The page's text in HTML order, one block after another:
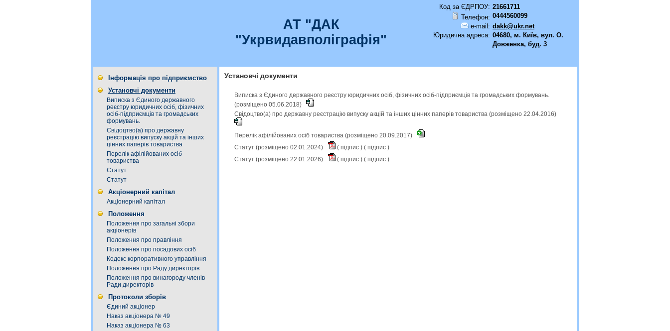
АТ "ДАК
"Укрвидавполіграфія"
Код за ЄДРПОУ: 21661711
Телефон: 0444560099
e-mail: dakk@ukr.net
Юридична адреса: 04680, м. Київ, вул. О.
Довженка, буд. 3
Інформація про підприємство
Установчі документи
Виписка з Єдиного державного
реєстру юридичних осіб, фізичних
осіб-підприємців та громадських
формувань.
Свідоцтво(а) про державну
реєстрацію випуску акцій та інших
цінних паперів товариства
Перелік афілійованих осіб
товариства
Статут
Статут
Акціонерний капітал
Акціонерний капітал
Положення
Положення про загальні збори
акціонерів
Положення про правління
Положення про посадових осіб
Кодекс корпоративного управління
Положення про Раду директорів
Положення про винагороду членів
Ради директорів
Протоколи зборів
Єдиний акціонер
Наказ акціонера № 49
Наказ акціонера № 63
Установчі документи
Виписка з Єдиного державного реєстру юридичних осіб, фізичних осіб-підприємців та громадських формувань.
(розміщено 05.06.2018)
Свідоцтво(а) про державну реєстрацію випуску акцій та інших цінних паперів товариства (розміщено 22.04.2016)
Перелік афілійованих осіб товариства (розміщено 20.09.2017)
Статут (розміщено 02.01.2024)
( підпис ) ( підпис )
Статут (розміщено 22.01.2026)
( підпис ) ( підпис )